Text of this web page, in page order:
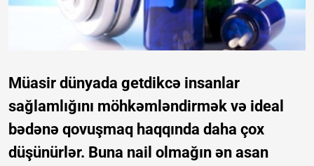
Müasir dünyada getdikcə insanlar
sağlamlığını möhkəmləndirmək və ideal
bədənə qovuşmaq haqqında daha çox
düşünürlər. Buna nail olmağın ən asan